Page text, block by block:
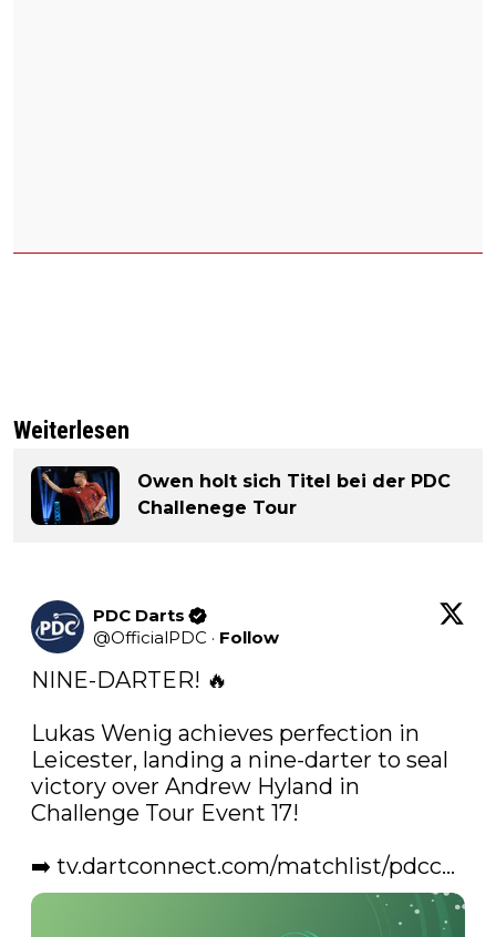
Weiterlesen
Owen holt sich Titel bei der PDC
Challenege Tour
PDC Darts
@OfficialPDC · Follow
NINE-DARTER! 🔥
Lukas Wenig achieves perfection in
Leicester, landing a nine-darter to seal
victory over Andrew Hyland in
Challenge Tour Event 17!
➡️ tv.dartconnect.com/matchlist/pdcc…